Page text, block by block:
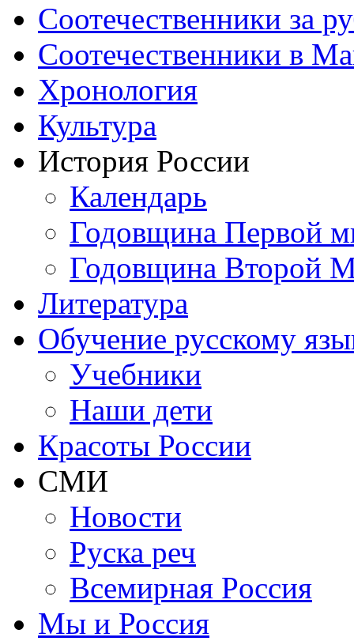
Соотечественники за
Соотечественники в
Хронология
Культура
История России
Календарь
Годовщина Первой
Годовщина Второй
Литература
Обучение русскому
Учебники
Наши дети
Красоты России
СМИ
Новости
Руска реч
Всемирная Рoссия
Мы и Россия